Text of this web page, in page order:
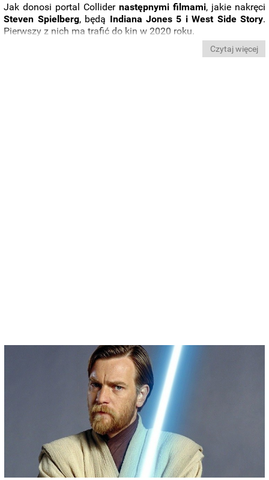
Jak donosi portal Collidernastępnymi filmami, jakie nakręci
Steven Spielberg, będą Indiana Jones 5 i West Side Story.
Pierwszy z nich ma trafić do kin w 2020 roku.
Czytaj więcej